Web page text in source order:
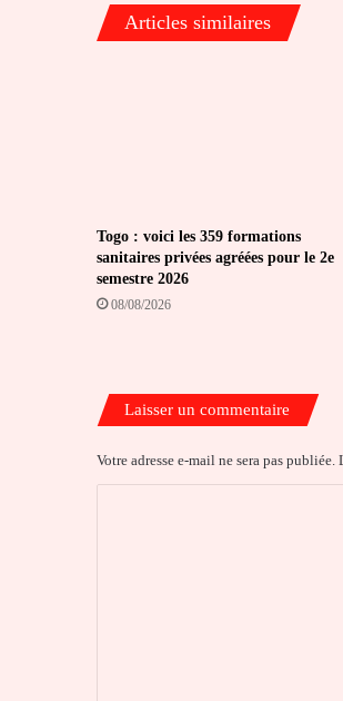
Articles similaires
Togo : voici les 359 formations
sanitaires privées agréées pour le 2e
semestre 2026
08/08/2026
Laisser un commentaire
Votre adresse e-mail ne sera pas publiée.